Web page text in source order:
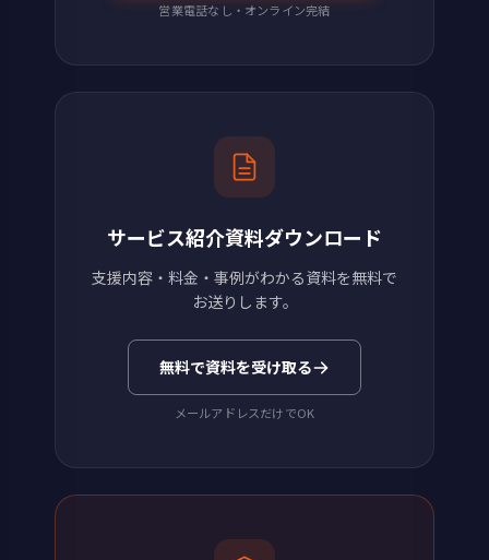
営業電話なし・オンライン完結
サービス紹介資料ダウンロード
支援内容・料金・事例がわかる資料を無料で
お送りします。
無料で資料を受け取る
メールアドレスだけでOK